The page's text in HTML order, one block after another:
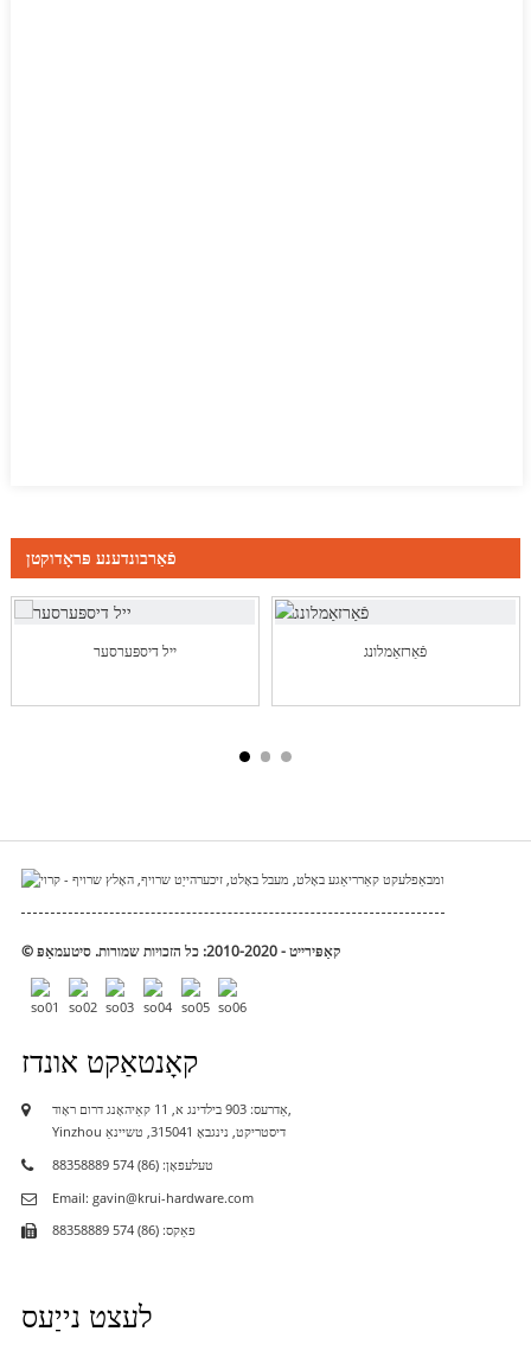
פֿאַרבונדענע פּראָדוקטן
ייל דיספּערסער פֿאַרזאַמלונג
© קאַפּירייט - 2010-2020: כל הזכויות שמורות. סיטעמאַפּ
קאָנטאַקט אונדז
אַדרעס: 903 בילדינג א, 11 קאַיהאָנג דרום ראָוד,
Yinzhou דיסטריקט, נינגבאָ 315041, טשיינאַ
טעלעפאָן: (86) 574 88358889
Email: gavin@krui-hardware.com
פאַקס: (86) 574 88358889
לעצט נייַעס